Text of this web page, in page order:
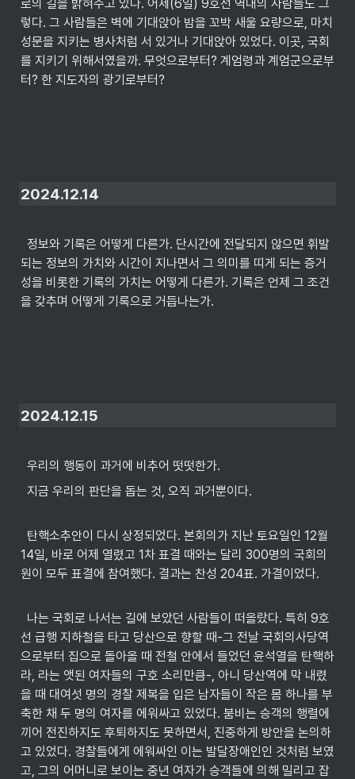
로의 길을 밝혀주고 있다. 어제(6일) 9호선 역내의 사람들도 그
렇다. 그 사람들은 벽에 기대앉아 밤을 꼬박 새울 요량으로, 마치
성문을 지키는 병사처럼 서 있거나 기대앉아 있었다. 이곳, 국회
를 지키기 위해서였을까. 무엇으로부터? 계엄령과 계엄군으로부
터? 한 지도자의 광기로부터?
2024.12.14
되는 정보의 가치와 시간이 지나면서 그 의미를 띠게 되는 증거
성을 비롯한 기록의 가치는 어떻게 다른가. 기록은 언제 그 조건
을 갖추며 어떻게 기록으로 거듭나는가.
2024.12.15
  우리의 행동이 과거에 비추어 떳떳한가.
  지금 우리의 판단을 돕는 것, 오직 과거뿐이다.
14일, 바로 어제 열렸고 1차 표결 때와는 달리 300명의 국회의
원이 모두 표결에 참여했다. 결과는 찬성 204표. 가결이었다.
선 급행 지하철을 타고 당산으로 향할 때-그 전날 국회의사당역
으로부터 집으로 돌아올 때 전철 안에서 들었던 윤석열을 탄핵하
라, 라는 앳된 여자들의 구호 소리만큼-, 아니 당산역에 막 내렸
을 때 대여섯 명의 경찰 제복을 입은 남자들이 작은 몸 하나를 부
축한 채 두 명의 여자를 에워싸고 있었다. 붐비는 승객의 행렬에
끼어 전진하지도 후퇴하지도 못하면서, 진중하게 방안을 논의하
고 있었다. 경찰들에게 에워싸인 이는 발달장애인인 것처럼 보였
고, 그의 어머니로 보이는 중년 여자가 승객들에 의해 밀리고 잡